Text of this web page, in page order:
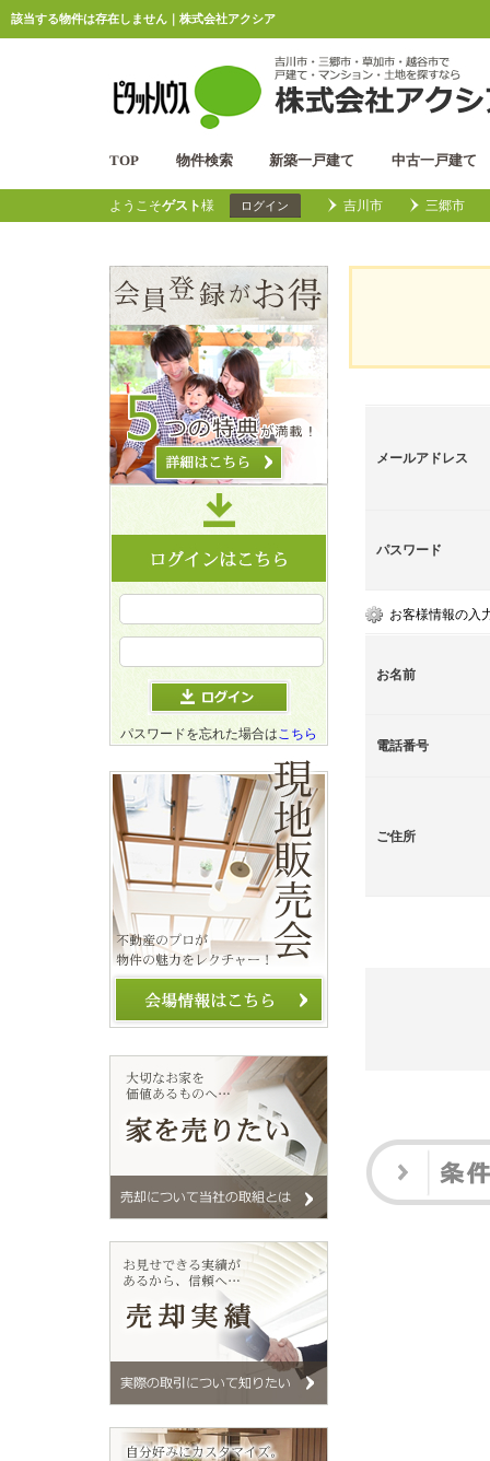
該当する物件は存在しません｜株式会社アクシア
TOP 物件検索 新築一戸建て 中古一戸建て
ようこそゲスト様 ログイン 吉川市 三郷市
メールアドレス
パスワード
お客様情報の入
お名前
電話番号
ご住所
パスワードを忘れた場合はこちら